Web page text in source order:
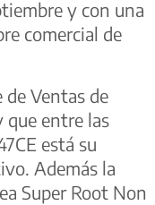
y con una
comercial de
Ventas de
que entre las
está su
Además la
Super Root Non